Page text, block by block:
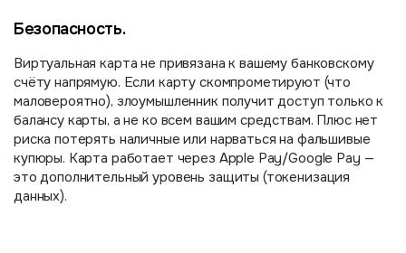
Безопасность.
Виртуальная карта не привязана к вашему банковскому
счёту напрямую. Если карту скомпрометируют (что
маловероятно), злоумышленник получит доступ только к
балансу карты, а не ко всем вашим средствам. Плюс нет
риска потерять наличные или нарваться на фальшивые
купюры. Карта работает через Apple Pay/Google Pay —
это дополнительный уровень защиты (токенизация
данных).